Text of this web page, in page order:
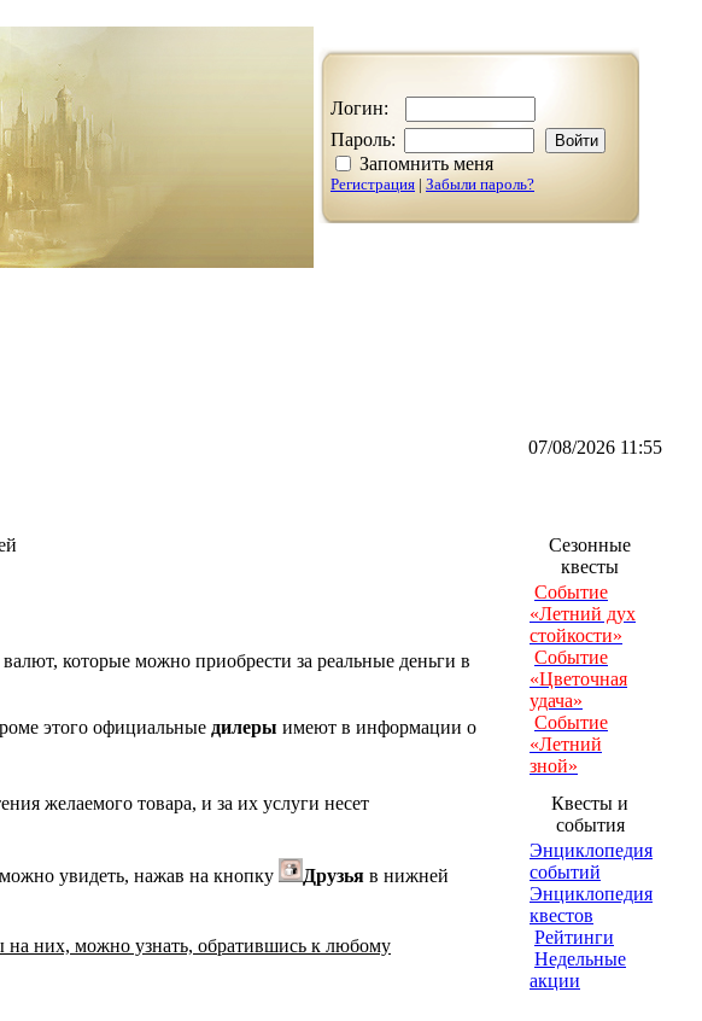
Логин:
Пароль:
Запомнить меня
Регистрация | Забыли пароль?
07/08/2026 11:55
которые можно приобрести за реальные деньги в
этого официальные дилеры имеют в информации о
желаемого товара, и за их услуги несет
увидеть, нажав на кнопку Друзья в нижней
на них, можно узнать, обратившись к любому
Сезонные
квесты
Событие
«Летний дух
стойкости»
Событие
«Цветочная
удача»
Событие
«Летний
зной»
Квесты и
события
Энциклопедия
событий
Энциклопедия
квестов
Рейтинги
Недельные
акции